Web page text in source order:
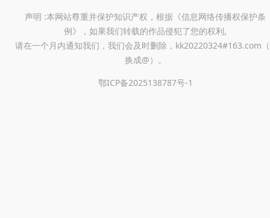
声明 :本网站尊重并保护知识产权，根据《信息网络传播权保护条
例》，如果我们转载的作品侵犯了您的权利,
请在一个月内通知我们，我们会及时删除，kk20220324#163.com
换成@）。
鄂ICP备2025138787号-1